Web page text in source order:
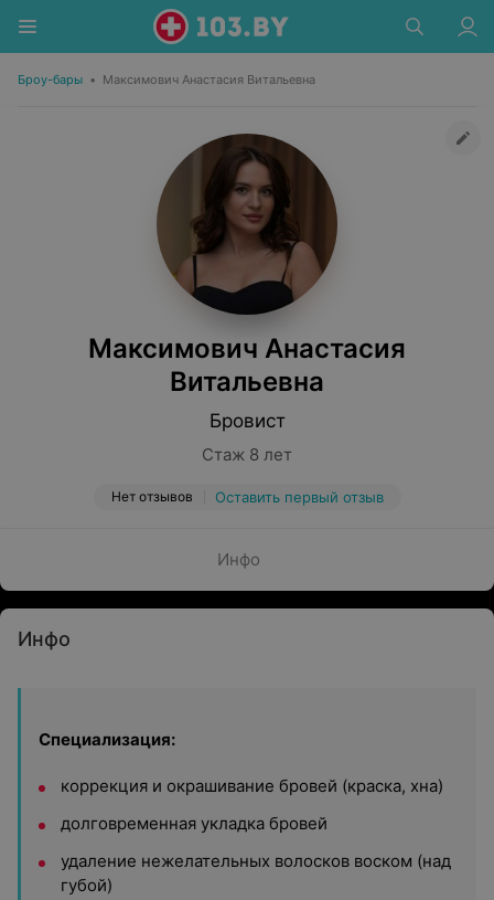
Броу-бары • Максимович Анастасия Витальевна
Максимович Анастасия
Витальевна
Бровист
Стаж 8 лет
Нет отзывов Оставить первый отзыв
Инфо
Инфо
Специализация:
коррекция и окрашивание бровей (краска, хна)
долговременная укладка бровей
удаление нежелательных волосков воском (над
губой)